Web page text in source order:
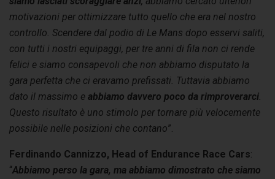
motivazioni per ottimizzare tutto quello che era nel nostro
controllo. Scendere dal podio di Le Mans dopo esservi saliti,
con tutti i nostri equipaggi, per tre anni di fila non ci rende
felici e siamo consapevoli che non abbiamo disputato la
gara perfetta che ci eravamo prefissati. Tuttavia abbiamo
dato il massimo e abbiamo davvero poco da rimproverarci
Questo risultato è uno stimolo per tornare più velocemente
possibile nelle posizioni che contano”.
Ferdinando Cannizzo, Head of Endurance Race Cars:
“Abbiamo perso la gara, ma abbiamo dimostrato che siamo